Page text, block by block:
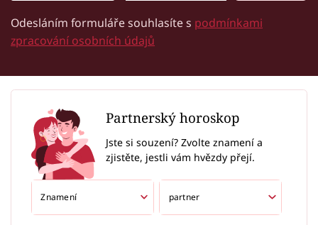
Odesláním formuláře souhlasíte s podmínkami
zpracování osobních údajů
Partnerský horoskop
Jste si souzení? Zvolte znamení a
zjistěte, jestli vám hvězdy přejí.